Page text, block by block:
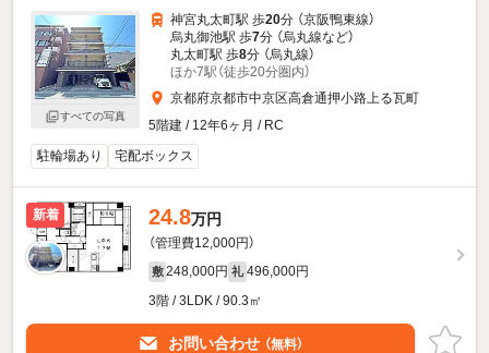
すべての写真
神宮丸太町駅 歩20分 （京阪鴨東線）
烏丸御池駅 歩7分 （烏丸線など）
丸太町駅 歩8分 （烏丸線）
ほか7駅（徒歩20分圏内）
京都府京都市中京区高倉通押小路上る瓦町
5階建 / 12年6ヶ月 / RC
駐輪場あり
宅配ボックス
新着 24.8万円
（管理費12,000円）
敷 248,000円 礼 496,000円
3階 / 3LDK / 90.3㎡
お問い合わせ （無料）